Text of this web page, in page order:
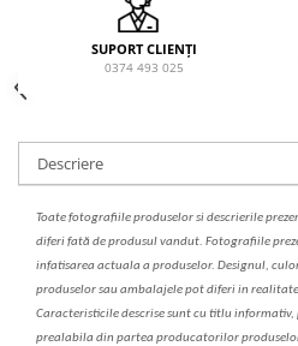
SUPORT CLIENȚI
0374 493 025
Descriere
Toate fotografiile produselorsidescrierile
diferi fată de produsul vandut. Fotografiile
infatisarea actuala a produselor. Designul,
produselor sau ambalajele pot diferi in
Caracteristicile descrise sunt cu titlu informativ,
prealabila din partea producatorilor